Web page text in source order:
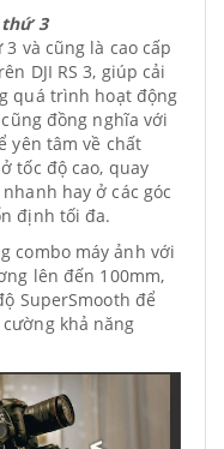
thứ 3
và cũng là cao cấp
DJI RS 3, giúp cải
quá trình hoạt động
đồng nghĩa với
yên tâm về chất
tốc độ cao, quay
hay ở các góc
định tối đa.
combo máy ảnh với
lên đến 100mm,
SuperSmooth để
khả năng